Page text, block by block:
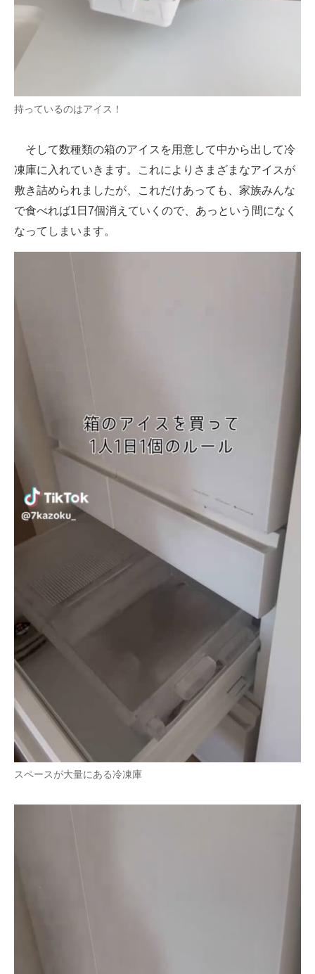
持っているのはアイス！
そして数種類の箱のアイスを用意して中から出して冷
凍庫に入れていきます。これによりさまざまなアイスが
敷き詰められましたが、これだけあっても、家族みんな
で食べれば1日7個消えていくので、あっという間になく
なってしまいます。
スペースが大量にある冷凍庫